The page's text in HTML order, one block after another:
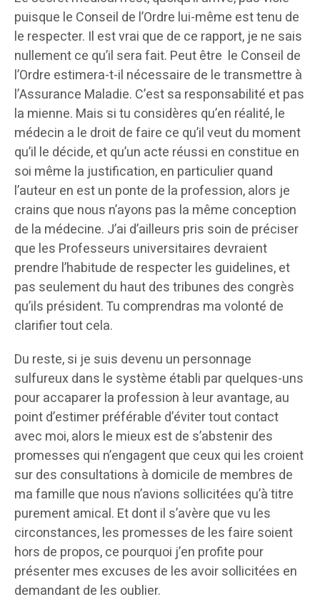
puisque le Conseil de l’Ordre lui-même est tenu de
le respecter. Il est vrai que de ce rapport, je ne sais
nullement ce qu’il sera fait. Peut être le Conseil de
l’Ordre estimera-t-il nécessaire de le transmettre à
l’Assurance Maladie. C’est sa responsabilité et pas
la mienne. Mais si tu considères qu’en réalité, le
médecin a le droit de faire ce qu’il veut du moment
qu’il le décide, et qu’un acte réussi en constitue en
soi même la justification, en particulier quand
l’auteur en est un ponte de la profession, alors je
crains que nous n’ayons pas la même conception
de la médecine. J’ai d’ailleurs pris soin de préciser
que les Professeurs universitaires devraient
prendre l’habitude de respecter les guidelines, et
pas seulement du haut des tribunes des congrès
qu’ils président. Tu comprendras ma volonté de
clarifier tout cela.
Du reste, si je suis devenu un personnage
sulfureux dans le système établi par quelques-uns
pour accaparer la profession à leur avantage, au
point d’estimer préférable d’éviter tout contact
avec moi, alors le mieux est de s’abstenir des
promesses qui n’engagent que ceux qui les croient
sur des consultations à domicile de membres de
ma famille que nous n’avions sollicitées qu’à titre
purement amical. Et dont il s’avère que vu les
circonstances, les promesses de les faire soient
hors de propos, ce pourquoi j’en profite pour
présenter mes excuses de les avoir sollicitées en
demandant de les oublier.